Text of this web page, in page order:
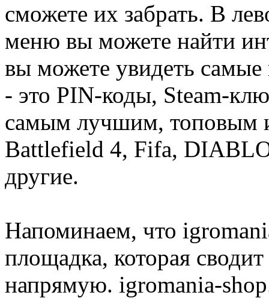
сможете их забрать. В
меню вы можете найти
вы можете увидеть самые
- это PIN-коды, Steam-
самым лучшим, топовым
Battlefield 4, Fifa,
другие.
Напоминаем, что
площадка, которая
напрямую. igromania-